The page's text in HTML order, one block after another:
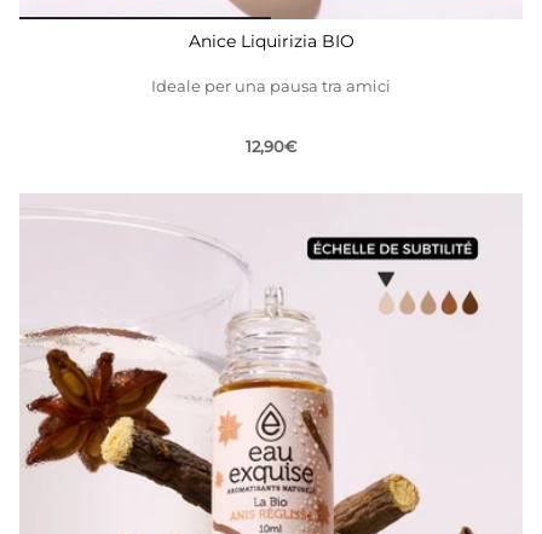
Anice Liquirizia BIO
Ideale per una pausa tra amici
12,90€